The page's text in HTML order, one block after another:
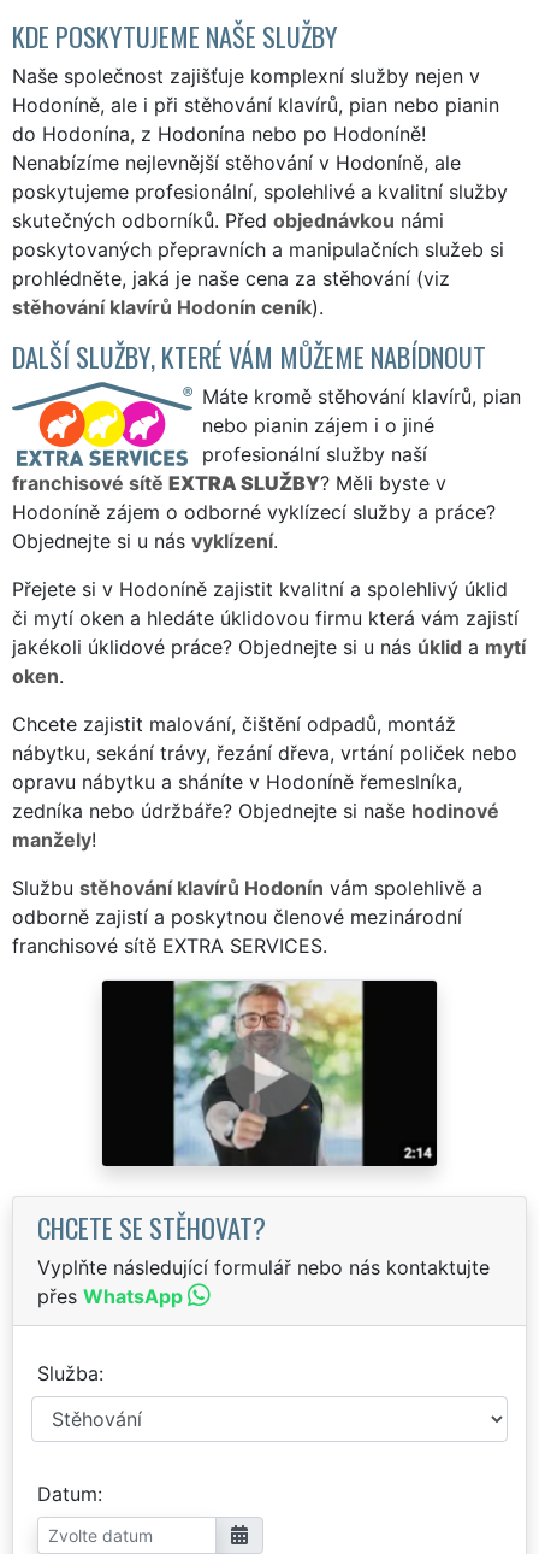
KDE POSKYTUJEME NAŠE SLUŽBY
Naše společnost zajišťuje komplexní služby nejen v
Hodoníně, ale i při stěhování klavírů, pian nebo pianin
do Hodonína, z Hodonína nebo po Hodoníně!
Nenabízíme nejlevnější stěhování v Hodoníně, ale
poskytujeme profesionální, spolehlivé a kvalitní služby
skutečných odborníků. Před objednávkou námi
poskytovaných přepravních a manipulačních služeb si
prohlédněte, jaká je naše cena za stěhování (viz
stěhování klavírů Hodonín ceník).
DALŠÍ SLUŽBY, KTERÉ VÁM MŮŽEME NABÍDNOUT
Máte kromě stěhování klavírů, pian
nebo pianin zájem i o jiné
profesionální služby naší
franchisové sítě EXTRA SLUŽBY? Měli byste v
Hodoníně zájem o odborné vyklízecí služby a práce?
Objednejte si u nás vyklízení.
Přejete si v Hodoníně zajistit kvalitní a spolehlivý úklid
či mytí oken a hledáte úklidovou firmu která vám zajistí
jakékoli úklidové práce? Objednejte si u nás úklid a mytí
oken.
Chcete zajistit malování, čištění odpadů, montáž
nábytku, sekání trávy, řezání dřeva, vrtání poliček nebo
opravu nábytku a sháníte v Hodoníně řemeslníka,
zedníka nebo údržbáře? Objednejte si naše hodinové
manžely!
Službu stěhování klavírů Hodonín vám spolehlivě a
odborně zajistí a poskytnou členové mezinárodní
franchisové sítě EXTRA SERVICES.
CHCETE SE STĚHOVAT?
Vyplňte následující formulář nebo nás kontaktujte
přes WhatsApp
Služba
Datum